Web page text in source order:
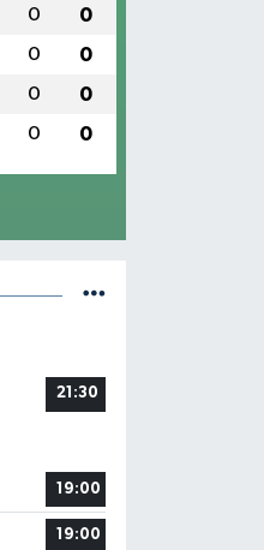
0 0
0 0
0 0
0 0
21:30
19:00
19:00